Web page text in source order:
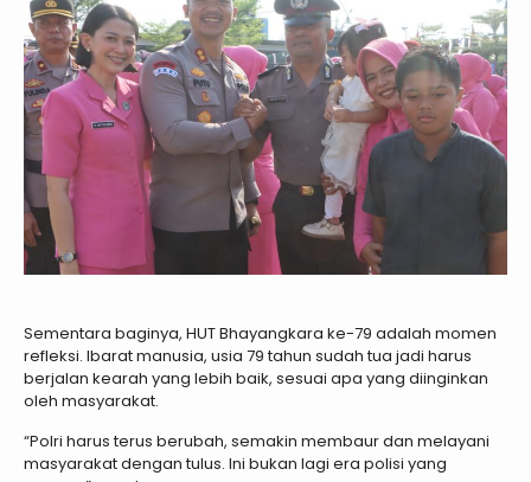
Sementara baginya, HUT Bhayangkara ke-79 adalah momen
refleksi. Ibarat manusia, usia 79 tahun sudah tua jadi harus
berjalan kearah yang lebih baik, sesuai apa yang diinginkan
oleh masyarakat.
“Polri harus terus berubah, semakin membaur dan melayani
masyarakat dengan tulus. Ini bukan lagi era polisi yang